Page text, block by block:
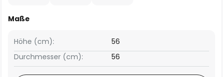
Maße
Höhe (cm):
56
Durchmesser (cm):
56